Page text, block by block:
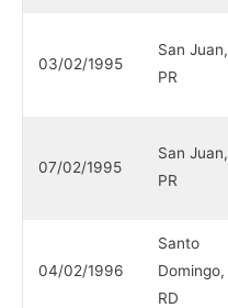
03/02/1995
San Juan,
PR
07/02/1995
San Juan,
PR
04/02/1996
Santo
Domingo,
RD